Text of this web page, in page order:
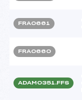
FRA0661
FRA0660
ADAM0351.FFS